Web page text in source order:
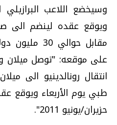
وسيخضع اللاعب البرازيلي
ويوقع عقده لينضم الى
مقابل حوالي
على موقعه: "توصل ميلان
انتقال رونالدينيو الى
حزيران/يونيو 2011".